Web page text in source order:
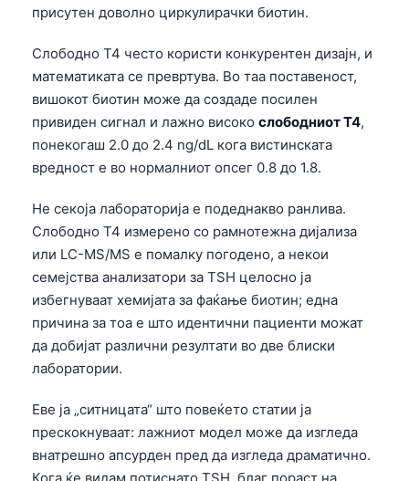
присутен доволно циркулирачки биотин.
Слободно T4 често користи конкурентен дизајн, и
математиката се превртува. Во таа поставеност,
вишокот биотин може да создаде посилен
привиден сигнал и лажно високо слободниот T4,
понекогаш 2.0 до 2.4 ng/dL кога вистинската
вредност е во нормалниот опсег 0.8 до 1.8.
Не секоја лабораторија е подеднакво ранлива.
Слободно T4 измерено со рамнотежна дијализа
или LC-MS/MS е помалку погодено, а некои
семејства анализатори за TSH целосно ја
избегнуваат хемијата за фаќање биотин; една
причина за тоа е што идентични пациенти можат
да добијат различни резултати во две блиски
лаборатории.
Еве ја „ситницата“ што повеќето статии ја
прескокнуваат: лажниот модел може да изгледа
внатрешно апсурден пред да изгледа драматично.
Кога ќе видам потиснато TSH, благ пораст на